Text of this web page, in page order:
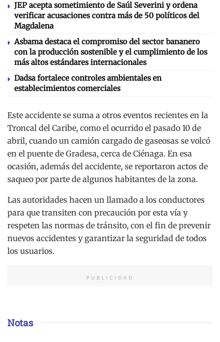
JEP acepta sometimiento de Saúl Severini y ordena
verificar acusaciones contra más de 50 políticos del
Magdalena
Asbama destaca el compromiso del sector bananero
con la producción sostenible y el cumplimiento de los
más altos estándares internacionales
Dadsa fortalece controles ambientales en
establecimientos comerciales
Este accidente se suma a otros eventos recientes en la
Troncal del Caribe, como el ocurrido el pasado 10 de
abril, cuando un camión cargado de gaseosas se volcó
en el puente de Gradesa, cerca de Ciénaga. En esa
ocasión, además del accidente, se reportaron actos de
saqueo por parte de algunos habitantes de la zona.
Las autoridades hacen un llamado a los conductores
para que transiten con precaución por esta vía y
respeten las normas de tránsito, con el fin de prevenir
nuevos accidentes y garantizar la seguridad de todos
los usuarios.
PUBLICIDAD
Notas